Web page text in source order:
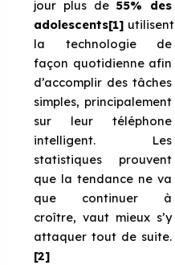
jour plus de 55% des
adolescents[1] utilisent
la technologie de
façon quotidienne afin
d’accomplir des tâches
simples, principalement
sur leur téléphone
intelligent. Les
statistiques prouvent
que la tendance ne va
que continuer à
croître, vaut mieux s’y
attaquer tout de suite.
[2]